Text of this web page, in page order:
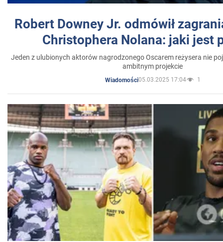
Robert Downey Jr. odmówił
Christophera Nolana: jaki jest
Jeden z ulubionych aktorów nagrodzonego Oscarem reżysera nie
ambitnym projekcie
Wiadomości05.03.2025 17:04 1